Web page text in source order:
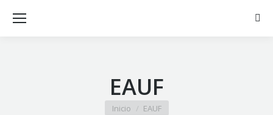
EAUF
Estás aquí:
Inicio EAUF